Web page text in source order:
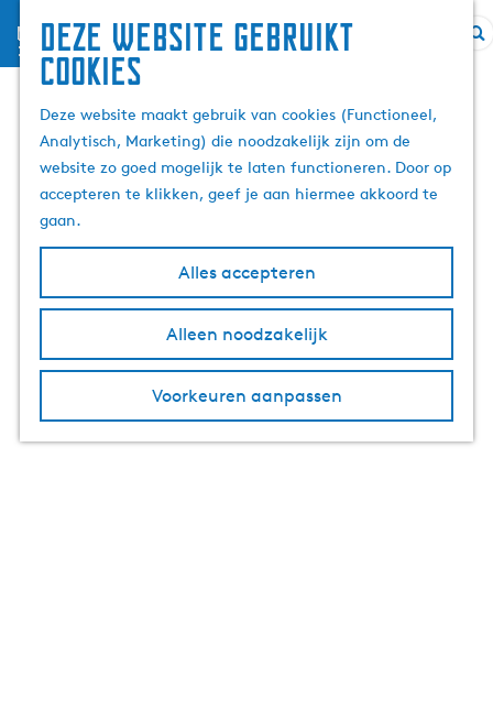
Deze website gebruikt
cookies
Deze website maakt gebruik van cookies (Functioneel,
Analytisch, Marketing) die noodzakelijk zijn om de
website zo goed mogelijk te laten functioneren. Door op
accepteren te klikken, geef je aan hiermee akkoord te
gaan.
Alles accepteren
Alleen noodzakelijk
Voorkeuren aanpassen
menu
G
a
n
a
a
r
e
o
p
g